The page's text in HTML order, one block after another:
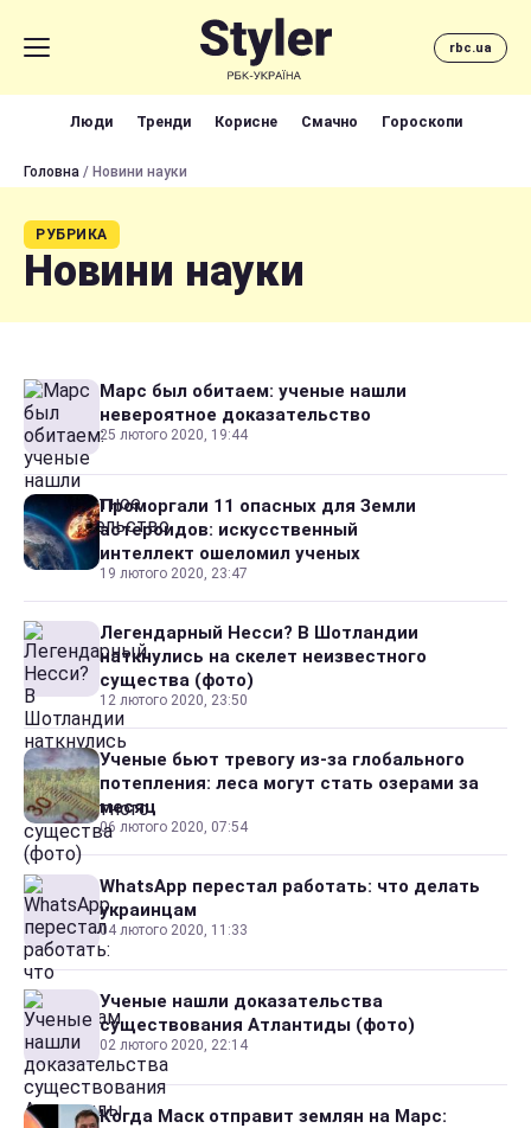
rbc.ua
Люди Тренди Корисне Смачно Гороскопи
Головна / Новини науки
РУБРИКА
Новини науки
Марс был обитаем: ученые нашли
невероятное доказательство
25 лютого 2020, 19:44
Проморгали 11 опасных для Земли
астероидов: искусственный
интеллект ошеломил ученых
19 лютого 2020, 23:47
Легендарный Несси? В Шотландии
наткнулись на скелет неизвестного
существа (фото)
12 лютого 2020, 23:50
Ученые бьют тревогу из-за глобального
потепления: леса могут стать озерами за
месяц
06 лютого 2020, 07:54
WhatsApp перестал работать: что делать
украинцам
04 лютого 2020, 11:33
Ученые нашли доказательства
существования Атлантиды (фото)
02 лютого 2020, 22:14
Когда Маск отправит землян на Марс: